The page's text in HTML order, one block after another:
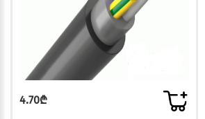
4.70₾